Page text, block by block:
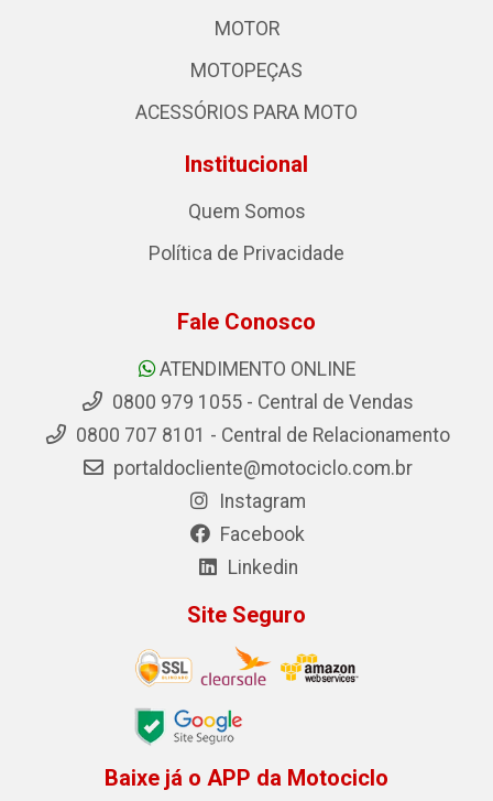
MOTOR
MOTOPEÇAS
ACESSÓRIOS PARA MOTO
Institucional
Quem Somos
Política de Privacidade
Fale Conosco
ATENDIMENTO ONLINE
0800 979 1055 - Central de Vendas
0800 707 8101 - Central de Relacionamento
portaldocliente@motociclo.com.br
Instagram
Facebook
Linkedin
Site Seguro
Baixe já o APP da Motociclo